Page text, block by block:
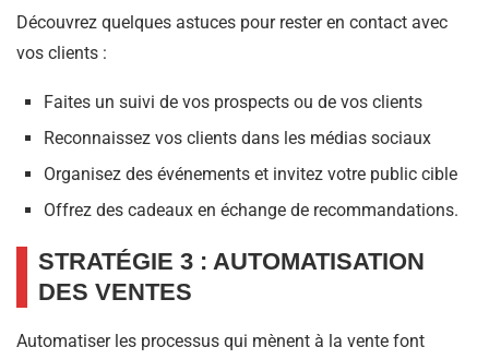
Découvrez quelques astuces pour rester en contact avec
vos clients :
Faites un suivi de vos prospects ou de vos clients
Reconnaissez vos clients dans les médias sociaux
Organisez des événements et invitez votre public cible
Offrez des cadeaux en échange de recommandations.
STRATÉGIE 3 : AUTOMATISATION
DES VENTES
Automatiser les processus qui mènent à la vente font